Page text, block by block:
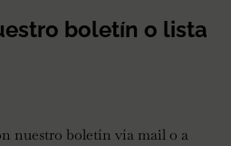
boletín o lista
nuestro boletín vía mail o a